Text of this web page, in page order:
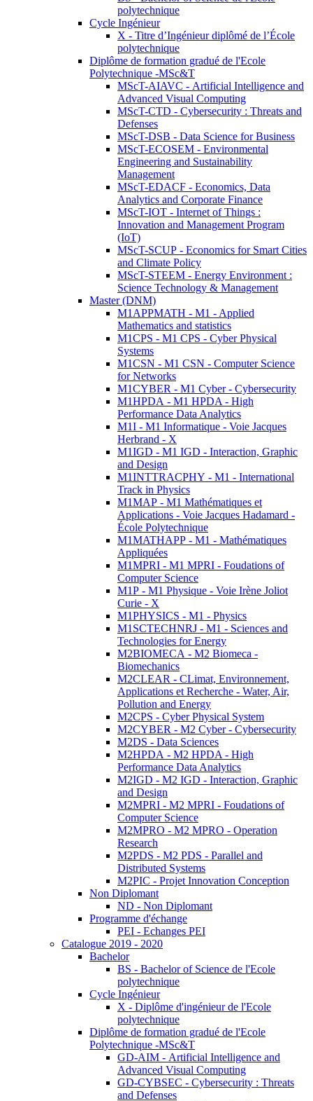
polytechnique
Cycle Ingénieur
X - Titre d’Ingénieur diplômé de l’École
polytechnique
Diplôme de formation gradué de l'Ecole
Polytechnique -MSc&T
MScT-AIAVC - Artificial Intelligence and
Advanced Visual Computing
MScT-CTD - Cybersecurity : Threats and
Defenses
MScT-DSB - Data Science for Business
MScT-ECOSEM - Environmental
Engineering and Sustainability
Management
MScT-EDACF - Economics, Data
Analytics and Corporate Finance
MScT-IOT - Internet of Things :
Innovation and Management Program
(IoT)
MScT-SCUP - Economics for Smart Cities
and Climate Policy
MScT-STEEM - Energy Environment :
Science Technology & Management
Master (DNM)
M1APPMATH - M1 - Applied
Mathematics and statistics
M1CPS - M1 CPS - Cyber Physical
Systems
M1CSN - M1 CSN - Computer Science
for Networks
M1CYBER - M1 Cyber - Cybersecurity
M1HPDA - M1 HPDA - High
Performance Data Analytics
M1I - M1 Informatique - Voie Jacques
Herbrand - X
M1IGD - M1 IGD - Interaction, Graphic
and Design
M1INTTRACPHY - M1 - International
Track in Physics
M1MAP - M1 Mathématiques et
Applications - Voie Jacques Hadamard -
École Polytechnique
M1MATHAPP - M1 - Mathématiques
Appliquées
M1MPRI - M1 MPRI - Foudations of
Computer Science
M1P - M1 Physique - Voie Irène Joliot
Curie - X
M1PHYSICS - M1 - Physics
M1SCTECHNRJ - M1 - Sciences and
Technologies for Energy
M2BIOMECA - M2 Biomeca -
Biomechanics
M2CLEAR - CLimat, Environnement,
Applications et Recherche - Water, Air,
Pollution and Energy
M2CPS - Cyber Physical System
M2CYBER - M2 Cyber - Cybersecurity
M2DS - Data Sciences
M2HPDA - M2 HPDA - High
Performance Data Analytics
M2IGD - M2 IGD - Interaction, Graphic
and Design
M2MPRI - M2 MPRI - Foudations of
Computer Science
M2MPRO - M2 MPRO - Operation
Research
M2PDS - M2 PDS - Parallel and
Distributed Systems
M2PIC - Projet Innovation Conception
Non Diplomant
ND - Non Diplomant
Programme d'échange
PEI - Echanges PEI
Catalogue 2019 - 2020
Bachelor
BS - Bachelor of Science de l'Ecole
polytechnique
Cycle Ingénieur
X - Diplôme d'ingénieur de l'Ecole
polytechnique
Diplôme de formation gradué de l'Ecole
Polytechnique -MSc&T
GD-AIM - Artificial Intelligence and
Advanced Visual Computing
GD-CYBSEC - Cybersecurity : Threats
and Defenses